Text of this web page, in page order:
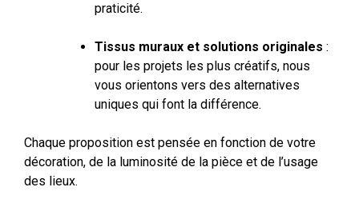
praticité.
Tissus muraux et solutions originales :
pour les projets les plus créatifs, nous
vous orientons vers des alternatives
uniques qui font la différence.
Chaque proposition est pensée en fonction de votre
décoration, de la luminosité de la pièce et de l’usage
des lieux.